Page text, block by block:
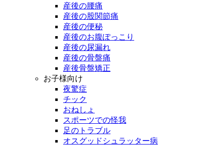
産後の腰痛
産後の股関節痛
産後の便秘
産後のお腹ぽっこり
産後の尿漏れ
産後の骨盤痛
産後骨盤矯正
お子様向け
夜驚症
チック
おねしょ
スポーツでの怪我
足のトラブル
オスグッドシュラッター病